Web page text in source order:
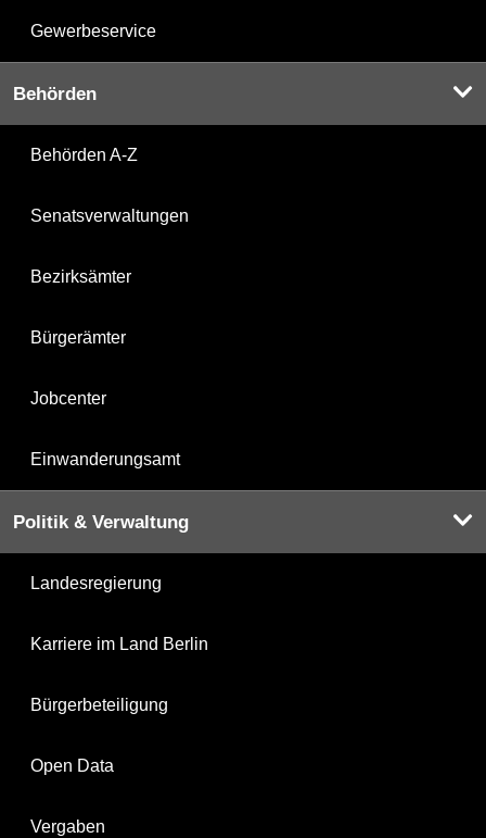
Gewerbeservice
Behörden
Behörden A-Z
Senatsverwaltungen
Bezirksämter
Bürgerämter
Jobcenter
Einwanderungsamt
Politik & Verwaltung
Landesregierung
Karriere im Land Berlin
Bürgerbeteiligung
Open Data
Vergaben